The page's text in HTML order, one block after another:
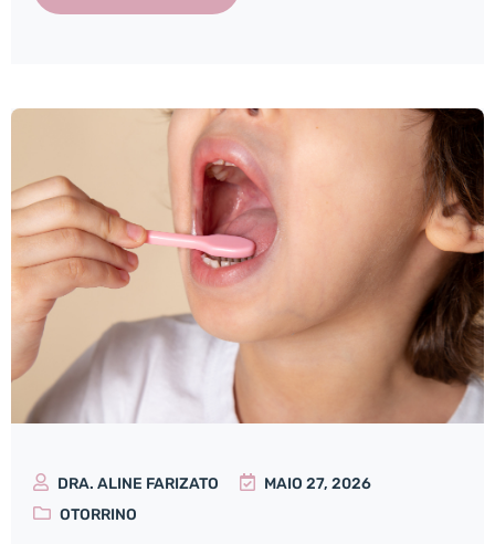
DRA. ALINE FARIZATO
MAIO 27, 2026
OTORRINO